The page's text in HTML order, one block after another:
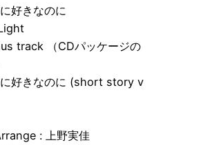
好きなのに
track （CDパッケージの
好きなのに (short story v
: 上野実佳